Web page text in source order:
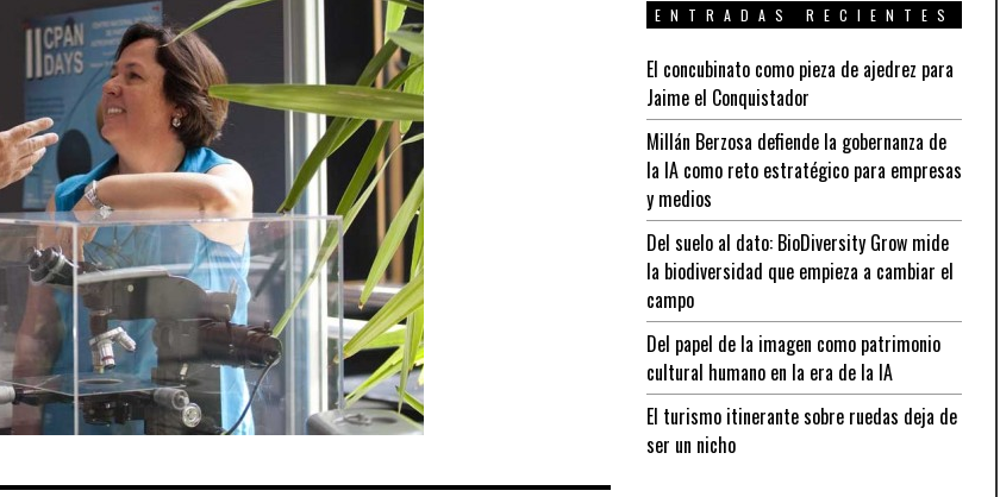
ENTRADAS RECIENTES
El concubinato como pieza de ajedrez para
Jaime el Conquistador
Millán Berzosa defiende la gobernanza de
la IA como reto estratégico para empresas
y medios
Del suelo al dato: BioDiversity Grow mide
la biodiversidad que empieza a cambiar el
campo
Del papel de la imagen como patrimonio
cultural humano en la era de la IA
El turismo itinerante sobre ruedas deja de
ser un nicho